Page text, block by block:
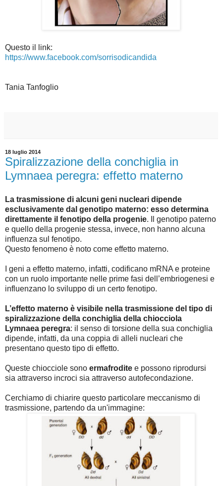
Questo il link:
https://www.facebook.com/sorrisodicandida
Tania Tanfoglio
18 luglio 2014
Spiralizzazione della conchiglia in
Lymnaea peregra: effetto materno
La trasmissione di alcuni geni nucleari dipende
esclusivamente dal genotipo materno: esso determina
direttamente il fenotipo della progenie. Il genotipo paterno
e quello della progenie stessa, invece, non hanno alcuna
influenza sul fenotipo.
Questo fenomeno è noto come effetto materno.
I geni a effetto materno, infatti, codificano mRNA e proteine
con un ruolo importante nelle prime fasi dell’embriogenesi e
influenzano lo sviluppo di un certo fenotipo.
L’effetto materno è visibile nella trasmissione del tipo di
spiralizzazione della conchiglia della chiocciola
Lymnaea peregra: il senso di torsione della sua conchiglia
dipende, infatti, da una coppia di alleli nucleari che
presentano questo tipo di effetto.
Queste chiocciole sono ermafrodite e possono riprodursi
sia attraverso incroci sia attraverso autofecondazione.
Cerchiamo di chiarire questo particolare meccanismo di
trasmissione, partendo da un'immagine: